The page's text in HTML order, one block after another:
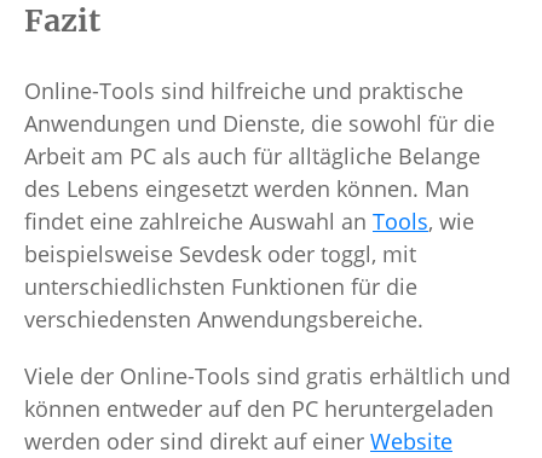
Fazit
Online-Tools sind hilfreiche und praktische
Anwendungen und Dienste, die sowohl für die
Arbeit am PC als auch für alltägliche Belange
des Lebens eingesetzt werden können. Man
findet eine zahlreiche Auswahl an Tools, wie
beispielsweise Sevdesk oder toggl, mit
unterschiedlichsten Funktionen für die
verschiedensten Anwendungsbereiche.
Viele der Online-Tools sind gratis erhältlich und
können entweder auf den PC heruntergeladen
werden oder sind direkt auf einer Website